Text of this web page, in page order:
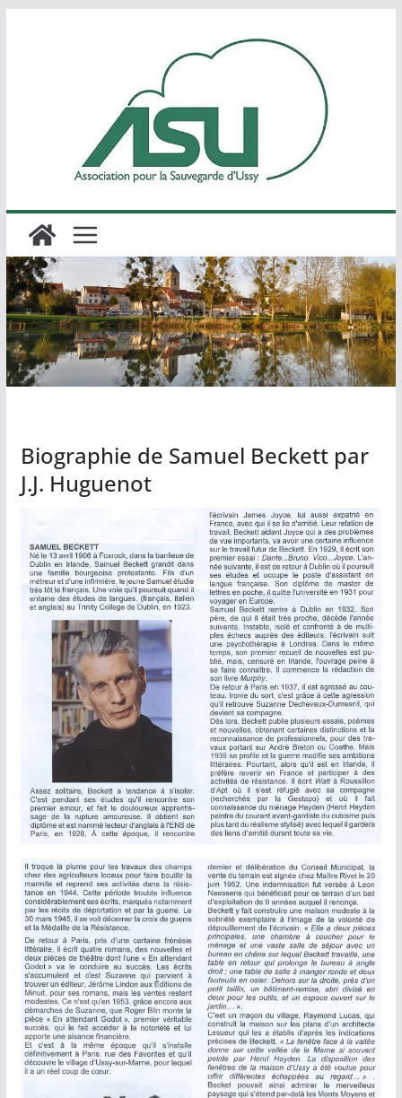
Biographie de Samuel Beckett par
J.J. Huguenot